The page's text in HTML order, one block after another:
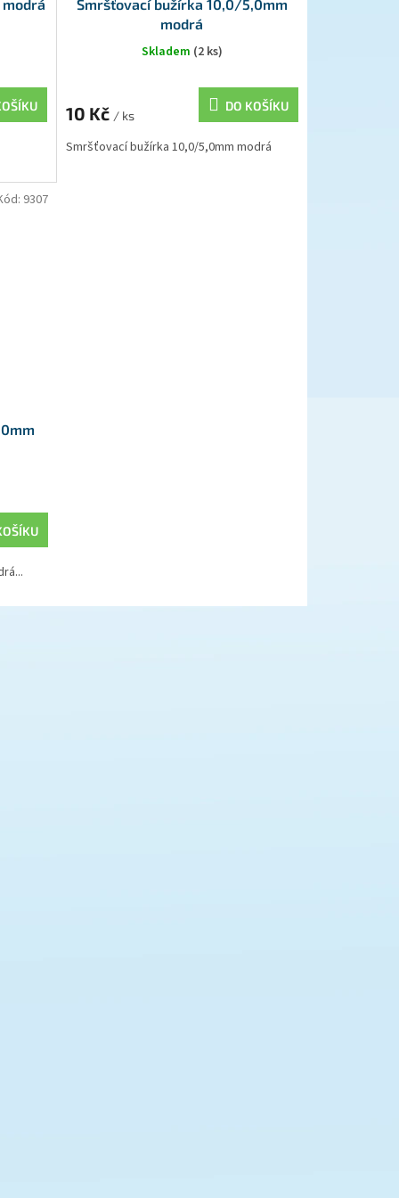
Smršťovací bužírka 10,0/5,0mm
modrá
Skladem (2 ks)
10 Kč / ks
DO KOŠÍKU
Smršťovací bužírka 10,0/5,0mm modrá
9307